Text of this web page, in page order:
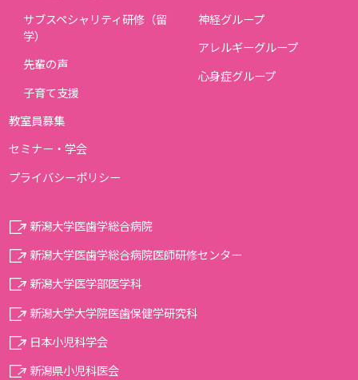
サブスペシャリティ研修（留
学）
先輩の声
子育て支援
教室員募集
セミナー・学会
プライバシーポリシー
神経グループ
アレルギーグループ
心身症グループ
新潟大学医歯学総合病院
新潟大学医歯学総合病院医師研修センター
新潟大学医学部医学科
新潟大学大学院医歯保健学研究科
日本小児科学会
新潟県小児科医会